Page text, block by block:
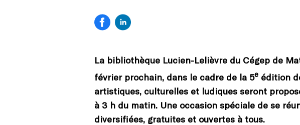
La bibliothèque Lucien-Lelièvre du Cégep de
février prochain, dans le cadre de la 5e édition
artistiques, culturelles et ludiques seront
à 3 h du matin. Une occasion spéciale de se
diversifiées, gratuites et ouvertes à tous.